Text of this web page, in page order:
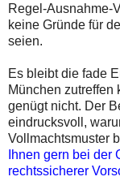
Regel-Ausnahme-
keine Gründe für
seien.
Es bleibt die fade
München zutreffen
genügt nicht. Der
eindrucksvoll,
Vollmachtsmuster
Ihnen gern bei der
rechtssicherer